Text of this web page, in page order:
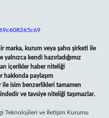
marka, kurum veya şahıs şirketi ile
kendi hazırladığımız
içerikler haber niteliği
hakkında paylaşım
ile isim benzerlikleri tamamen
ve tavsiye niteliği taşımazlar.
Teknolojileri ve İletişim Kurumu